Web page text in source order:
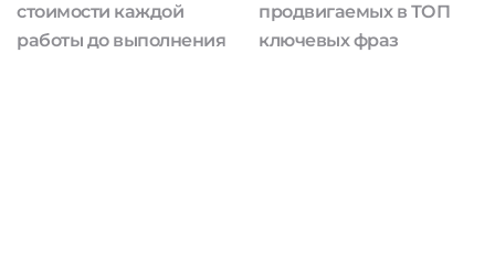
стоимости каждой
работы до выполнения
продвигаемых в ТОП
ключевых фраз